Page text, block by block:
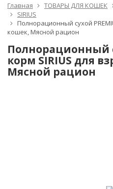
Главная ТОВАРЫ ДЛЯ КОШЕК
SIRIUS
Полнорационный сухой
кошек, Мясной рацион
Полнорационный
корм SIRIUS для
Мясной рацион